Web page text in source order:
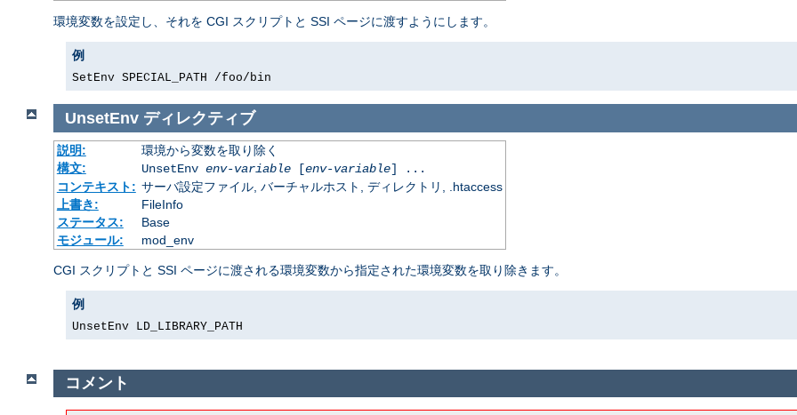
環境変数を設定し、それを CGI スクリプトと SSI ページに渡すようにします。
例
SetEnv SPECIAL_PATH /foo/bin
UnsetEnv ディレクティブ
説明:
環境から変数を取り除く
構文:
UnsetEnv env-variable[env-variable] ...
コンテキスト: サーバ設定ファイル, バーチャルホスト, ディレクトリ, .htaccess
上書き:
FileInfo
ステータス:
Base
モジュール:
mod_env
CGI スクリプトと SSI ページに渡される環境変数から指定された環境変数を取り除きます。
例
UnsetEnv LD_LIBRARY_PATH
コメント